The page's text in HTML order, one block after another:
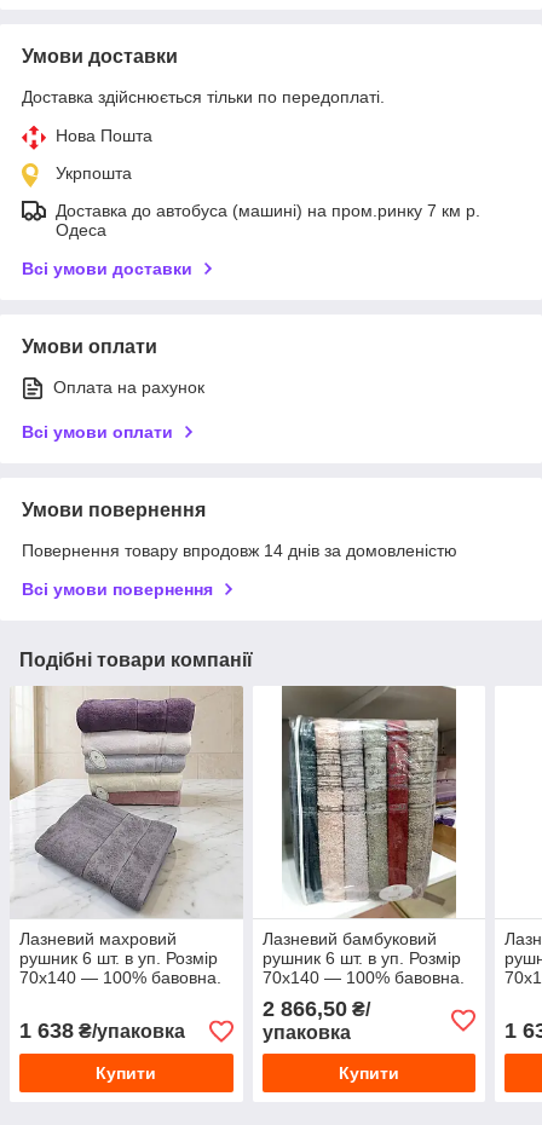
Умови доставки
Доставка здійснюється тільки по передоплаті.
Нова Пошта
Укрпошта
Доставка до автобуса (машині) на пром.ринку 7 км р.
Одеса
Всі умови доставки
Умови оплати
Оплата на рахунок
Всі умови оплати
Умови повернення
Повернення товару впродовж 14 днів за домовленістю
Всі умови повернення
Подібні товари компанії
Лазневий махровий
рушник 6 шт. в уп. Розмір
70х140 — 100% бавовна.
1 638 ₴/упаковка
Купити
Лазневий бамбуковий
рушник 6 шт. в уп. Розмір
70х140 — 100% бавовна.
2 866,50₴/
упаковка
Купити
1